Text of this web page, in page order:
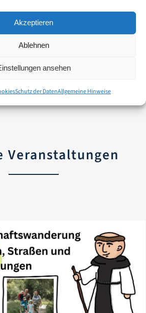
Akzeptieren
Ablehnen
ansehen
Schutz der DatenAllgemeine Hinweise
3D MODELL
Veranstaltungen